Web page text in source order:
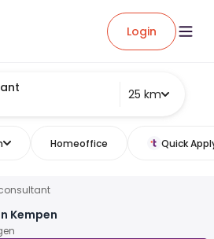
Login
25 km
Homeoffice Quick
Kempen